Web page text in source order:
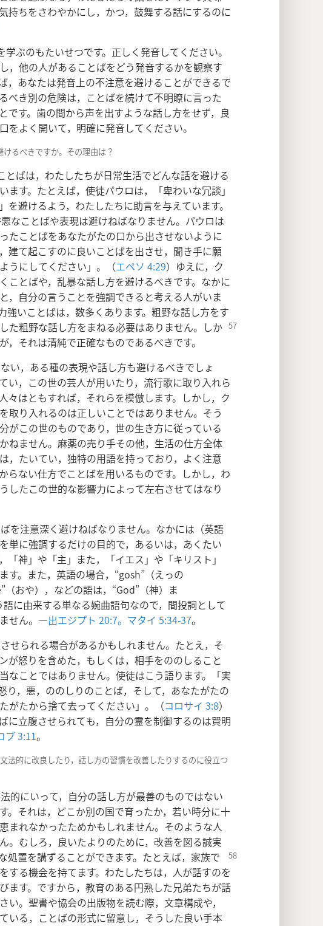
持ちをさわやかにし，かつ，鼓舞する話にするのに
ぶのもたいせつです。正しく発音してください。
，他の人があることばをどう発音するかを観察す
，あなたは発音上の不注意を避けることができるで
べき別の危険は，ことばを続けて不明瞭に言った
です。歯の間から声を出すような話し方をせず，良
をよく開いて，明確に発音してください。
るべきですか。その理由は？
とばは，わたしたちが日常生活でどんな話を避ける
ます。たとえば，使徒パウロは，「卑わいな冗談」
を避けるよう，わたしたちに助言を与えています。
なことばや表現は避けねばなりません。パウロは
たことばをあなたがたの口から出させないように
建て起こすのに良いことばを出させ，聞き手に願
うにしてください」。（エペソ 4:29）ゆえに，ク
ことばや，乱暴な話し方を避けるべきです。なかに
，自分の言うことを強調できると考える人がいま
強いことばは，数多くあります。粗野な話し方をす
た粗野な話し方をまねる必要はありません。しか
，それは清純で正確なものであるべきです。
い，ある種の表現や話し方も避けるべきでしょ
い，この世の芸人が用いたり，流行歌に取り入れら
々はともすれば，それらを模倣します。しかし，ク
取り入れるのは正しいことではありません。そう
がこの世のものであり，世の生き方に従っている
ねません。麻薬の売り手その他，生活の仕方全体
，たいてい，独特の用語を持っており，よく注意
らない仕方でことばを用いるものです。しかし，わ
したこの世的な影響力によって左右させてはなり
を注意深く避けねばなりません。なかには（英語
単に強調するだけの目的で，あるいは，あくたい
「神」や「主」また，「イエス」や「キリスト」
す。また，英語の場合，“gosh”（えっの
（おや），などの語は，“God”（神）ま
に由来する単なる婉曲語句なので，間投詞として
せん。―出エジプト 20:7。 マタイ 5:34-37。
せられる場合があるかもしれません。たとえ，そ
が怒りを含めた，もしくは，相手をののしること
なことではありません。使徒はこう語ります。「実
り，悪，ののしりのことば，そして，あなたがたの
がたから捨て去ってください」。（コロサイ 3:8）
に立腹させられても，自分の霊を制御するのは賢明
ブ 3:11。
法的に改良したり，話し方の習慣を改善したりするのに役立つ
的にいって，自分の話し方が最善のものではない
。それは，どこか別の国で育ったか，若い時分に十
まれなかったためかもしれません。そのような人
。むしろ，良いたよりのために，改善を図る誠実
処置を講ずることができます。たとえば，家族で
する機会を持てます。わたしたちは，人が話すのを
ます。ですから，教育のある円熟した兄弟たちが話
い。聖書や協会の出版物を読む際，文章構成や，
いる，ことばの形式に留意し，そうした良い手本